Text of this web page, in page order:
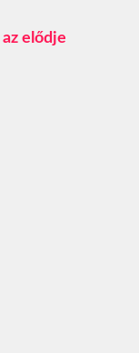
elődje